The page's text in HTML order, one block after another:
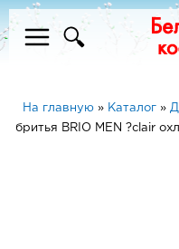
На главную» Каталог»
бритья BRIO MEN ?clair